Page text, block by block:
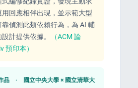
用回應相伴出現，並示範大型
偵測此類依賴行為，為 AI 輔
計提供依據。
（ACM 論
預印本）
品 · 國立中央大學 × 國立清華大